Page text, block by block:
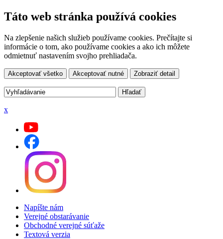
Táto web stránka používá cookies
Na zlepšenie našich služieb používame cookies. Prečítajte si
informácie o tom, ako používame cookies a ako ich môžete
odmietnuť nastavením svojho prehliadača.
Akceptovať všetko Akceptovať nutné Zobraziť detail
x
Napíšte nám
Verejné obstarávanie
Obchodné verejné súťaže
Textová verzia